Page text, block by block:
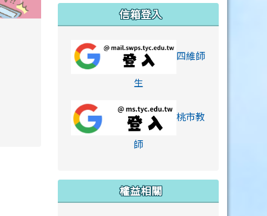
xiaohongshu.html
xiaohongshu.html
信箱登入
四維師
生link to https://
桃市教
師link to https://
權益相關